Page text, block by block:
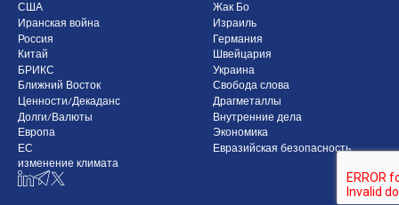
США
Жак Бо
Иранская война
Израиль
Россия
Германия
Китай
Швейцария
БРИКС
Украина
Ближний Восток
Свобода слова
Ценности/Декаданс
Драгметаллы
Долги/Валюты
Внутренние дела
Европа
Экономика
ЕС
Евразийская безопасность
изменение климата